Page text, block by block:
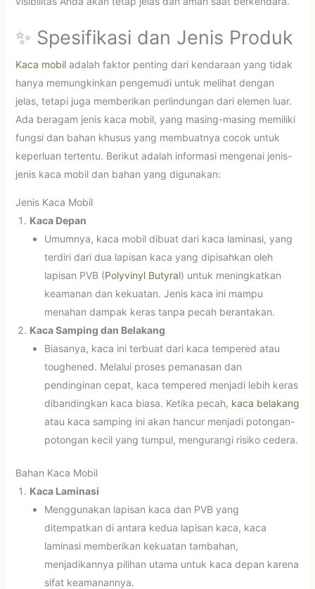
✨ Spesifikasi dan Jenis Produk
Kaca mobiladalah faktor penting dari kendaraan yang tidak
hanya memungkinkan pengemudi untuk melihat dengan
jelas, tetapi juga memberikan perlindungan dari elemen luar.
Ada beragam jenis kaca mobil, yang masing-masing memiliki
fungsi dan bahan khusus yang membuatnya cocok untuk
keperluan tertentu. Berikut adalah informasi mengenai jenis-
jenis kaca mobil dan bahan yang digunakan:
Jenis Kaca Mobil
Kaca Depan
Umumnya, kaca mobil dibuat dari kaca laminasi, yang
terdiri dari dua lapisan kaca yang dipisahkan oleh
lapisan PVB (Polyvinyl Butyral) untuk meningkatkan
keamanan dan kekuatan. Jenis kaca ini mampu
menahan dampak keras tanpa pecah berantakan.
Kaca Samping dan Belakang
Biasanya, kaca ini terbuat dari kaca tempered atau
toughened. Melalui proses pemanasan dan
pendinginan cepat, kaca tempered menjadi lebih keras
dibandingkan kaca biasa. Ketika pecah, kaca belakang
atau kaca samping ini akan hancur menjadi potongan-
potongan kecil yang tumpul, mengurangi risiko cedera.
Bahan Kaca Mobil
Kaca Laminasi
Menggunakan lapisan kaca dan PVB yang
ditempatkan di antara kedua lapisan kaca, kaca
laminasi memberikan kekuatan tambahan,
menjadikannya pilihan utama untuk kaca depan karena
sifat keamanannya.